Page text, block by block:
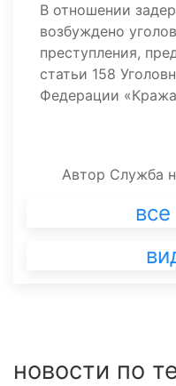
В отношении
возбуждено
преступления,
статьи 158
Федерации
Автор Служба
новости по